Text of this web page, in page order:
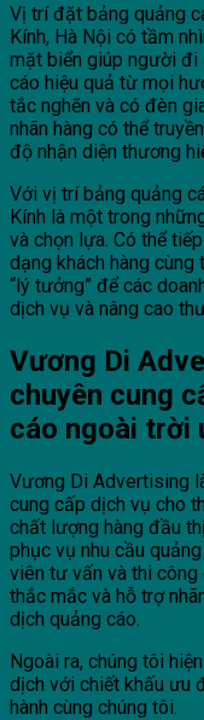
Vị trí đặt bảng quảng
Kính, Hà Nội có tầm
mặt biển giúp người đi
cáo hiệu quả từ mọi
tắc nghẽn và có đèn
nhãn hàng có thể
độ nhận diện thương
Với vị trí bảng quảng
Kính là một trong
và chọn lựa. Có thể
dạng khách hàng
“lý tưởng” để các
dịch vụ và nâng cao
Vương Di
chuyên cung
cáo ngoài trời
Vương Di Advertising
cung cấp dịch vụ cho
chất lượng hàng đầu
phục vụ nhu cầu
viên tư vấn và thi công
thắc mắc và hỗ trợ
dịch quảng cáo.
Ngoài ra, chúng tôi
dịch với chiết khấu ưu
hành cùng chúng tôi.